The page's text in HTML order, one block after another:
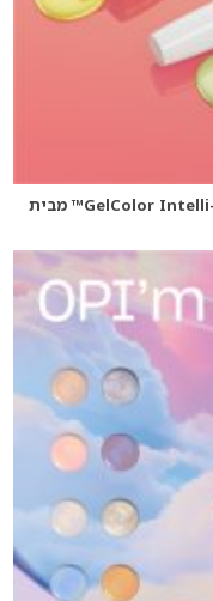
מהפכה בעולם הציפורניים: פורמולה GelColor Intelli-Gel™ מבית